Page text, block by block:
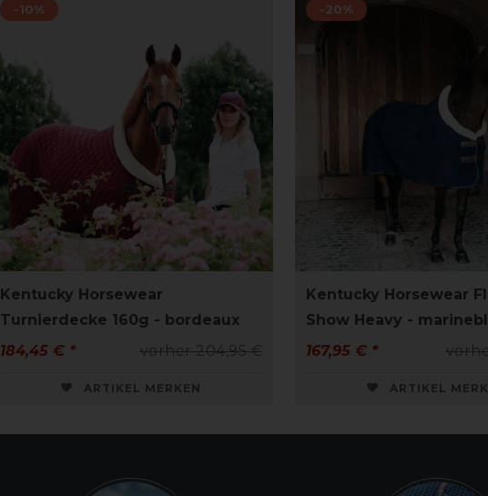
-10%
Kentucky Horsewear
Turnierdecke 160g - bordeaux
vorher 204,95 €
184,45 € *
ARTIKEL MERKEN
-20%
Kentucky Horsewear
Show Heavy -
167,95 € *
ARTIKEL